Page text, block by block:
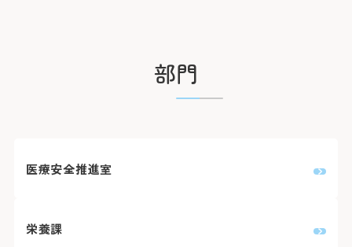
部門
医療安全推進室
栄養課